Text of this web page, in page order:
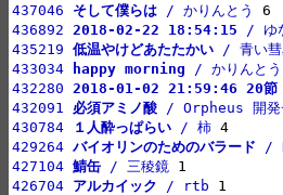
437046 そして僕らは / かりんとう
436892 2018-02-22 18:54:15 / ゆ
435219 低温やけどあたたかい / 青い彗
433034
happy morning / かりんとう
432280 2018-01-02 21:59:46 20節
432091 必須アミノ酸 / Orpheus 開発
430784
１人酔っぱらい / 柿
429264 バイオリンのためのバラード /
427104 鯖缶 / 三稜鏡
426704 アルカイック / rtb